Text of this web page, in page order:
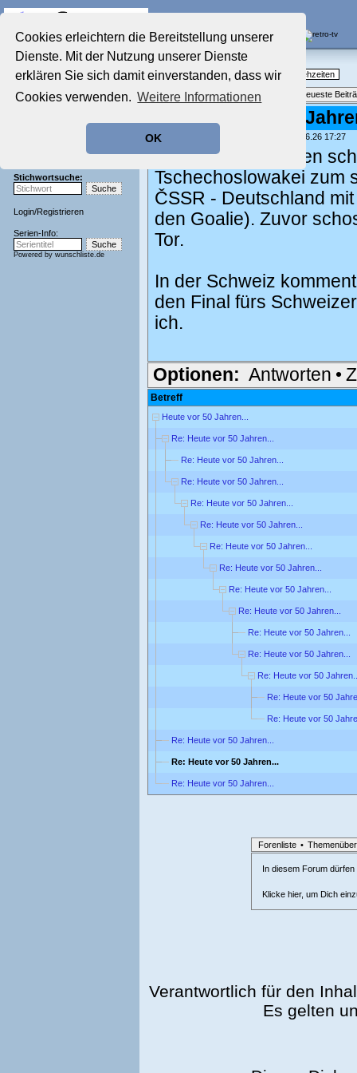
Cookies erleichtern die Bereitstellung unserer
Dienste. Mit der Nutzung unserer Dienste
erklären Sie sich damit einverstanden, dass wir
Cookies verwenden. Weitere Informationen
OK
Startseite
Aktuelles Forum
Film-Forum
Zeichentrick-Forum
Stichwortsuche:
Login/Registrieren
Serien-Info:
Powered by wunschliste.de
Nostalgieecke
TV-Erinnerungen an gute, alte Fernsehzeiten
Themenübersicht • Neues Thema Neueste
Re: Heute vor 50
geschrieben von: , 20.06.26 17:27
Heute vor 50 Jahren
Tschechoslowakei zum
ČSSR - Deutschland
den Goalie). Zuvor
Tor.
In der Schweiz
den Final fürs
ich.
Optionen: Antworten •
Betreff
Heute vor 50 Jahren...
Re: Heute vor 50 Jahren...
Re: Heute vor 50 Jahren...
Re: Heute vor 50 Jahren...
Re: Heute vor 50 Jahren...
Re: Heute vor 50 Jahren...
Re: Heute vor 50 Jahren...
Re: Heute vor 50 Jahren...
Re: Heute vor 50 Jahren...
Re: Heute vor 50 Jahren...
Re: Heute vor 50 Jahren...
Re: Heute vor 50 Jahren...
Re: Heute vor 50
Re: Heute vor 50
Re: Heute vor 50
Re: Heute vor 50 Jahren...
Re: Heute vor 50 Jahren...
Re: Heute vor 50 Jahren...
Forenliste •
In diesem Forum
Klicke hier, um Dich
Verantwortlich für den
Es gelten